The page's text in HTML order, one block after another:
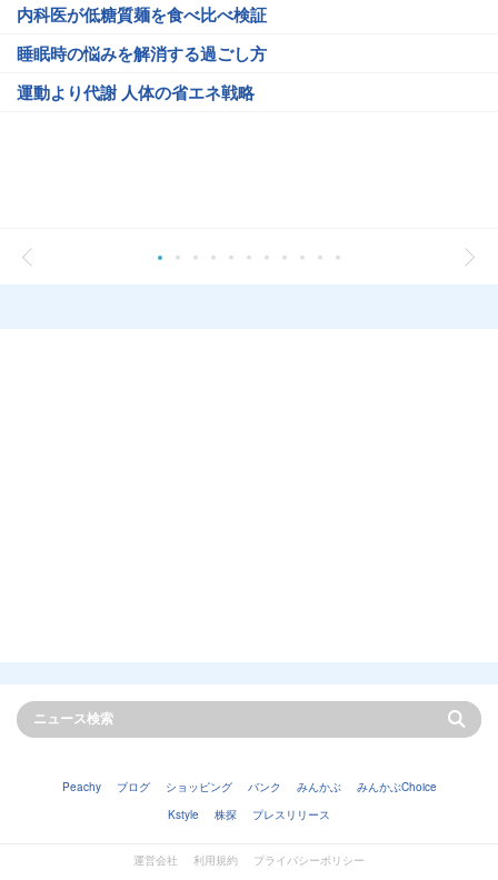
内科医が低糖質麺を食べ比べ検証
睡眠時の悩みを解消する過ごし方
運動より代謝 人体の省エネ戦略
Peachy ブログ ショッピング バンク みんかぶ
みんかぶChoice
Kstyle
株探 プレスリリース
運営会社 利用規約
プライバシーポリシー